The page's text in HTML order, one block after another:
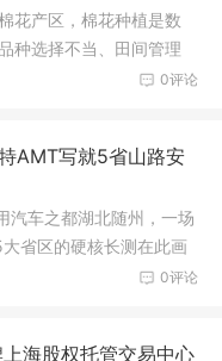
花产区，棉花种植是数
种选择不当、田间管理
0评论
AMT写就5省山路安
汽车之都湖北随州，一场
省区的硬核长测在此画
0评论
海股权托管交易中心